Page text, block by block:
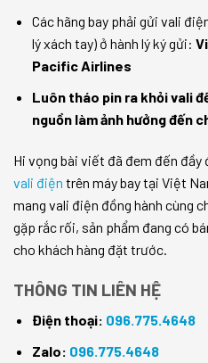
Các hãng bay phải gửi vali
lý xách tay) ở hành lý ký gửi:
Pacific Airlines
Luôn tháo pin ra khỏi vali
nguồn làm ảnh hưởng đến
Hi vọng bài viết đã đem đến
vali điện trên máy bay tại Việt
mang vali điện đồng hành cùng
gặp rắc rối, sản phẩm đang có
cho khách hàng đặt trước.
THÔNG TIN LIÊN HỆ
Điện thoại: 096.775.4648
Zalo: 096.775.4648